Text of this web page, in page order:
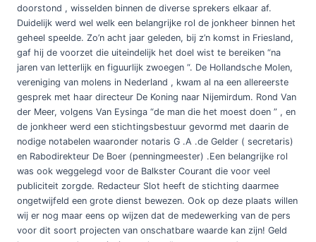
doorstond , wisselden binnen de diverse sprekers elkaar af.
Duidelijk werd wel welk een belangrijke rol de jonkheer binnen het
geheel speelde. Zo’n acht jaar geleden, bij z’n komst in Friesland,
gaf hij de voorzet die uiteindelijk het doel wist te bereiken “na
jaren van letterlijk en figuurlijk zwoegen “. De Hollandsche Molen,
vereniging van molens in Nederland , kwam al na een allereerste
gesprek met haar directeur De Koning naar Nijemirdum. Rond Van
der Meer, volgens Van Eysinga “de man die het moest doen ” , en
de jonkheer werd een stichtingsbestuur gevormd met daarin de
nodige notabelen waaronder notaris G .A .de Gelder ( secretaris)
en Rabodirekteur De Boer (penningmeester) .Een belangrijke rol
was ook weggelegd voor de Balkster Courant die voor veel
publiciteit zorgde. Redacteur Slot heeft de stichting daarmee
ongetwijfeld een grote dienst bewezen. Ook op deze plaats willen
wij er nog maar eens op wijzen dat de medewerking van de pers
voor dit soort projecten van onschatbare waarde kan zijn! Geld